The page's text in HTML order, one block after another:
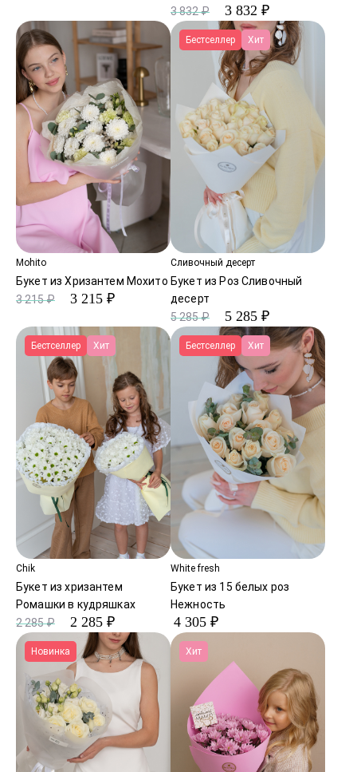
3 832 ₽
3 832 ₽
Mohito
Букет из Хризантем Мохито
3 215 ₽
3 215 ₽
Бестселлер Хит
Сливочный десерт
Букет из Роз Сливочный
десерт
5 285 ₽
5 285 ₽
Бестселлер Хит
Chik
Букет из хризантем
Ромашки в кудряшках
2 285 ₽
2 285 ₽
Бестселлер Хит
White fresh
Букет из 15 белых роз
Нежность
4 305 ₽
Новинка Хит